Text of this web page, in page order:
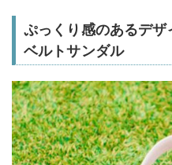
ぷっくり感のあるデ
ベルトサンダル